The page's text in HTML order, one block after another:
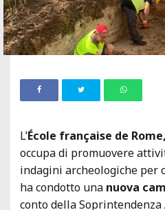
L’École française de Rome,
occupa di promuovere
indagini archeologiche per
ha condotto una nuova
conto della